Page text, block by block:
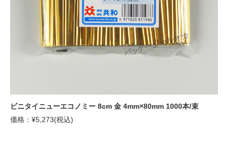
ビニタイニューエコノミー 8cm 金 4mm×80mm 1000本/束
価格：¥5,273(税込)